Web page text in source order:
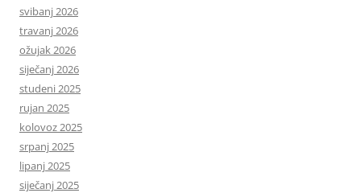
svibanj 2026
travanj 2026
ožujak 2026
siječanj 2026
studeni 2025
rujan 2025
kolovoz 2025
srpanj 2025
lipanj 2025
siječanj 2025